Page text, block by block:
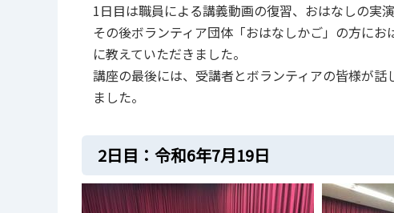
1⽇⽬は職員による講義動画の復習、おはなしの実
その後ボランティア団体「おはなしかご」の⽅に
に教えていただきました。
講座の最後には、受講者とボランティアの皆様が
ました。
2⽇⽬：令和6年7⽉19⽇